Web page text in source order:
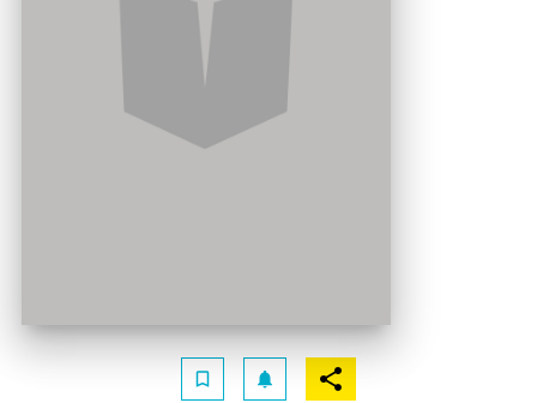
bookmark_border notifications